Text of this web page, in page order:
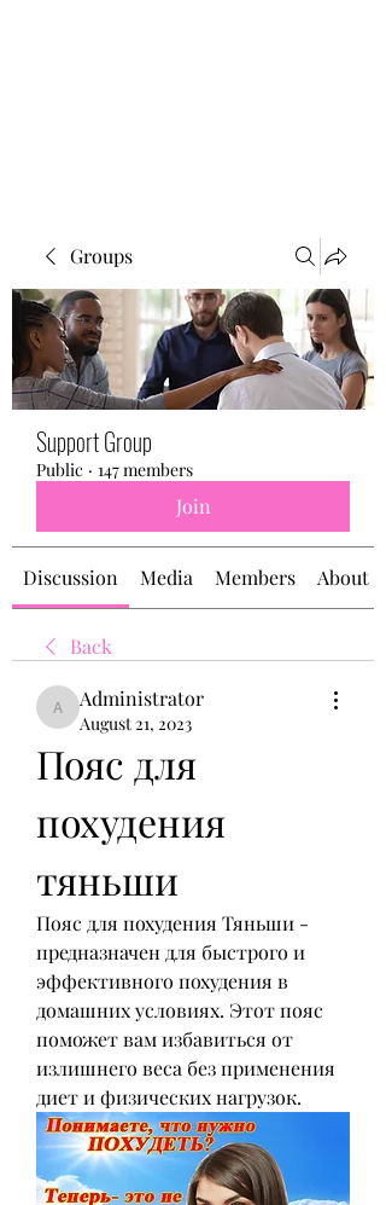
Groups
Support Group
Public · 147 members
Join
Discussion Media Members About
Back
Administrator
Administrator
August 21, 2023
Пояс для
похудения
тяньши
Пояс для похудения Тяньши -
предназначен для быстрого и
эффективного похудения в
домашних условиях. Этот пояс
поможет вам избавиться от
излишнего веса без применения
диет и физических нагрузок.